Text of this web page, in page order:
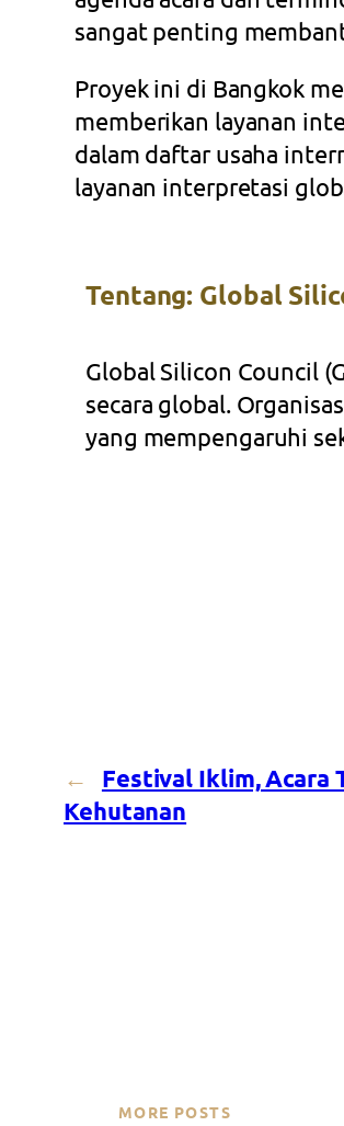
sangat penting
Proyek ini di Bangkok
memberikan layanan
dalam daftar usaha
layanan interpretasi
Tentang: Global
Global Silicon Council
secara global.
yang mempengaruhi
←
Festival Iklim, Acara
Kehutanan
MORE POSTS